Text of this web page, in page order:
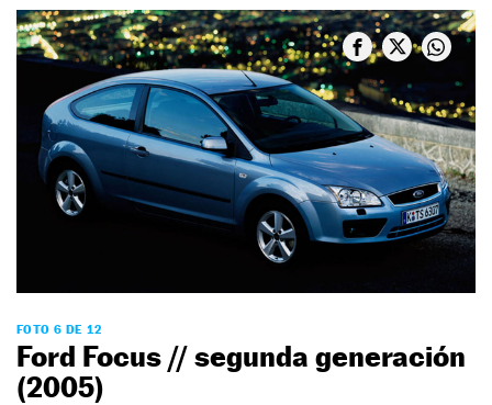
FOTO 6 DE 12
Ford Focus // segunda generación
(2005)